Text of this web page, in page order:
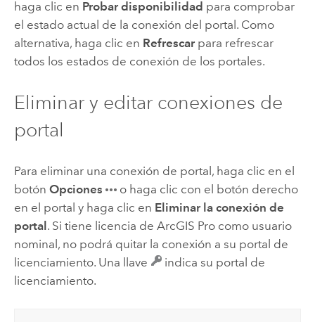
haga clic en Probar disponibilidad para comprobar
el estado actual de la conexión del portal. Como
alternativa, haga clic en Refrescarpara refrescar
todos los estados de conexión de los portales.
Eliminar y editar conexiones de
portal
Para eliminar una conexión de portal, haga clic en el
botón Opciones
o haga clic con el botón derecho
en el portal y haga clic en Eliminar la conexión de
portal . Si tiene licencia de ArcGIS Procomo usuario
nominal, no podrá quitar la conexión a su portal de
licenciamiento. Una llave
indica su portal de
licenciamiento.